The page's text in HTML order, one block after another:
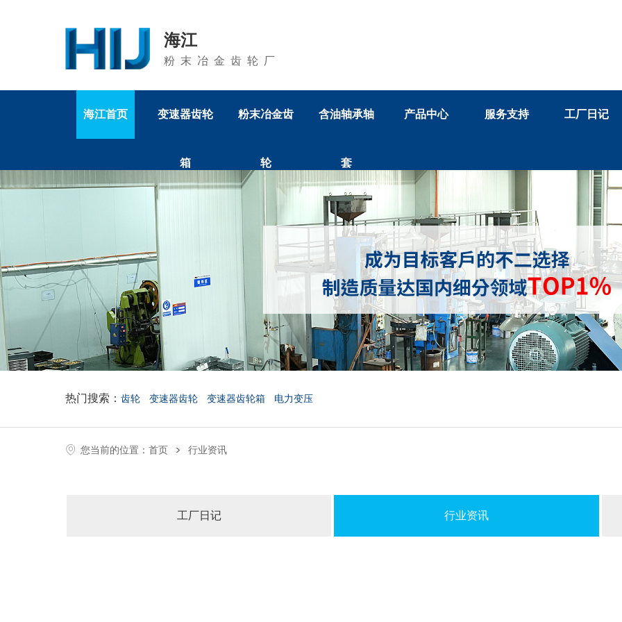
海江
粉末冶金齿轮厂
海江首页 变速器齿轮
箱
粉末冶金齿
轮
含油轴承轴
套
产品中心 服务支持 工厂日记
热门搜索：齿轮 变速器齿轮 变速器齿轮箱 电力变压
您当前的位置：首页 > 行业资讯
工厂日记 行业资讯